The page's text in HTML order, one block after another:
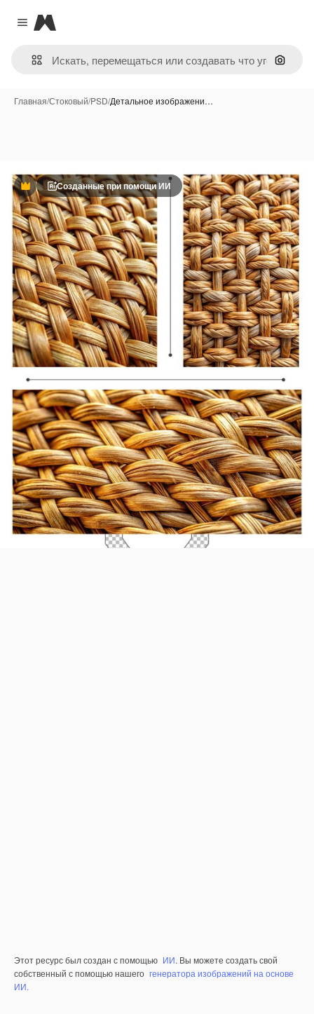
Close menu
Magnific
Поиск
Главная/Стоковый/PSD/Детальное изображени…
ПремиумСозданные при помощи ИИ
Этот ресурс был создан с помощью ИИ. Вы можете создать свой
собственный с помощью нашего генератора изображений на основе
ИИ.